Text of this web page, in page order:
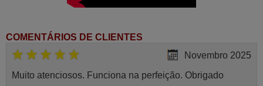
COMENTÁRIOS DE CLIENTES
Novembro 2025
Muito atenciosos. Funciona na perfeição. Obrigado